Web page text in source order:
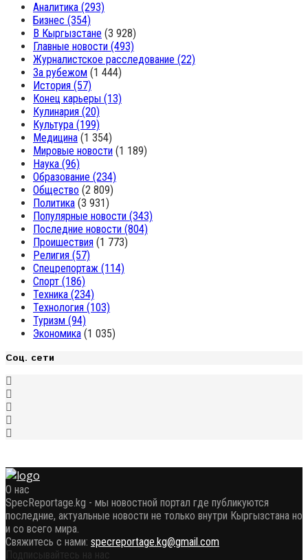
Аналитика (293)
Бизнес (354)
В Кыргызстане (3 928)
Главные новости (493)
Журналистское расследование (22)
За рубежом (1 444)
История (57)
Конец карьеры (13)
Кулинария (20)
Культура (199)
Медицина (1 354)
Мировые новости (1 189)
Наука (96)
Образование (234)
Общество (2 809)
Политика (3 931)
Популярные новости (343)
Последние новости (804)
Проишествия (1 773)
Религия (57)
Спецрепортаж (114)
Спорт (186)
Техника (234)
Технология (103)
Туризм (94)
Экономика (1 035)
Соц. сети
О нас
SpecReportage.kg - мы новостной портал где публикуются
последние, актуальные новости не только внутри Кыргызстана но
и со всего мира.
Свяжитесь с нами: specreportage.kg@gmail.com
Подписывайтесь на нас